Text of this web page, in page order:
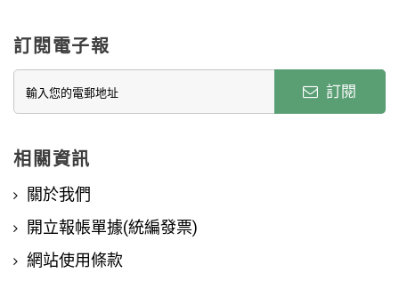
訂閱電子報
訂閱
相關資訊
關於我們
開立報帳單據(統編發票)
網站使用條款